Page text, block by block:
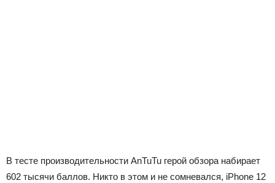
В тесте производительности AnTuTu герой обзора набирает
602 тысячи баллов. Никто в этом и не сомневался, iPhone 12